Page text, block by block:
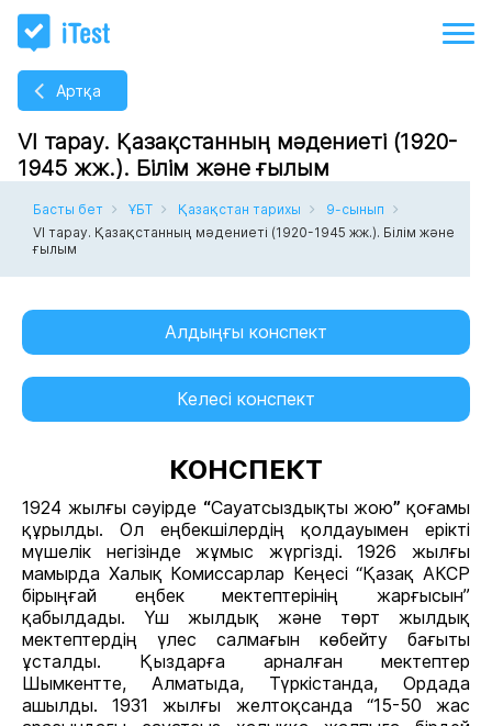
Артқа
VI тарау. Қазақстанның мәдениеті (1920-
1945 жж.). Білім және ғылым
Басты бет ҰБТ Қазақстан тарихы
9-сынып
VI тарау. Қазақстанның мәдениеті (1920-1945 жж.). Білім және
ғылым
Алдыңғы конспект
Келесі конспект
КОНСПЕКТ
1924 жылғы сəуірде “Сауатсыздықты жою”қоғамы
құрылды. Ол еңбекшілердің қолдауымен ерікті
мүшелік негізінде жұмыс жүргізді. 1926 жылғы
мамырда Халық Комиссарлар Кеңесі “Қазақ АКСР
бірыңғай еңбек мектептерінің жарғысын”
қабылдады. Үш жылдық жəне төрт жылдық
мектептердің үлес салмағын көбейту бағыты
ұсталды. Қыздарға арналған мектептер
Шымкентте, Алматыда, Түркістанда, Ордада
ашылды. 1931 жылғы желтоқсанда “15-50 жас